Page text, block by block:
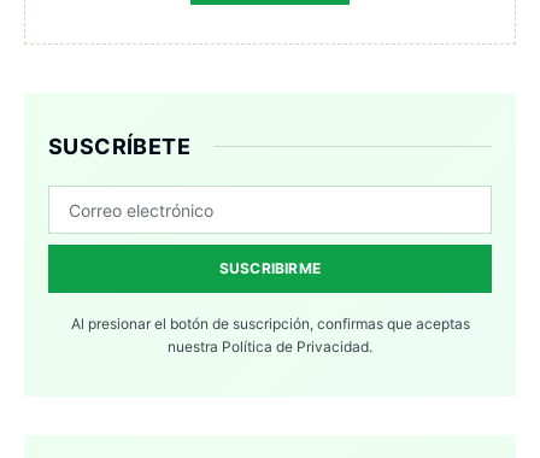
SUSCRÍBETE
SUSCRIBIRME
Al presionar el botón de suscripción, confirmas que aceptas
nuestra Política de Privacidad.